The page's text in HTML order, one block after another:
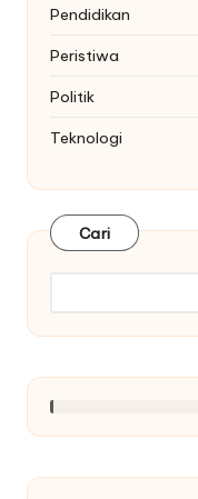
Pendidikan
Peristiwa
Politik
Teknologi
Cari